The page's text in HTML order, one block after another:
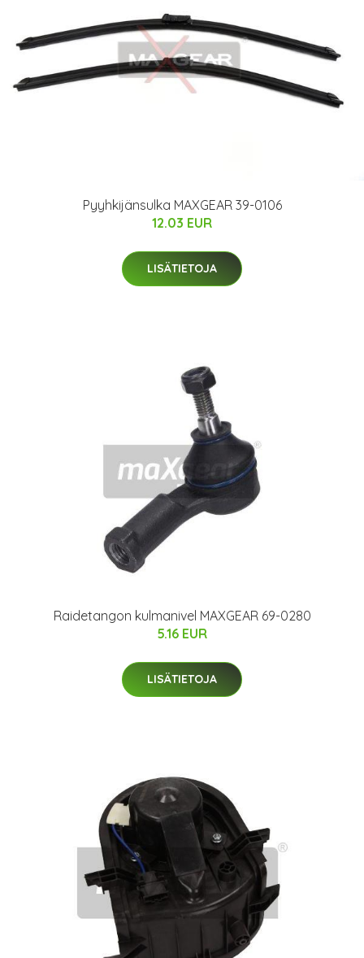
Pyyhkijänsulka MAXGEAR 39-0106
12.03 EUR
LISÄTIETOJA
Raidetangon kulmanivel MAXGEAR 69-0280
5.16 EUR
LISÄTIETOJA